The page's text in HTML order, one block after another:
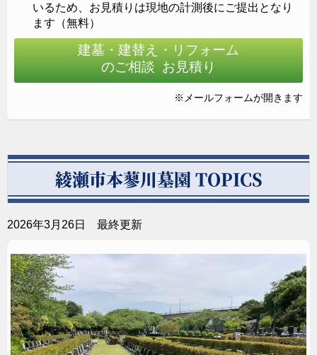
すっきりとした美しさを表現するため石材へ効果的に
加工を施しています。
いるため、お見積りは現地の計測後にご提出となり
ます（無料）
建墓・建替え・リフォーム
のご相談 お見積り
※メールフォームが開きます
綾瀬市本蓼川墓園 TOPICS
2026年3月26日 最終更新